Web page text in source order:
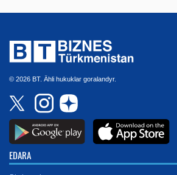
© 2026 BT. Ähli hukuklar goralandyr.
EDARA